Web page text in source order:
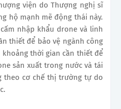
viện do Thượng nghị sĩ
hộ mạnh mẽ động thái này.
nhập khẩu drone và linh
thiết để bảo vệ ngành công
thời gian cần thiết để
sản xuất trong nước và tái
theo cơ chế thị trường tự do